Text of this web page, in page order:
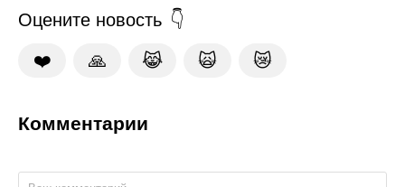
Оцените новость
❤️ 🙏 😹 🙀 😿
Комментарии